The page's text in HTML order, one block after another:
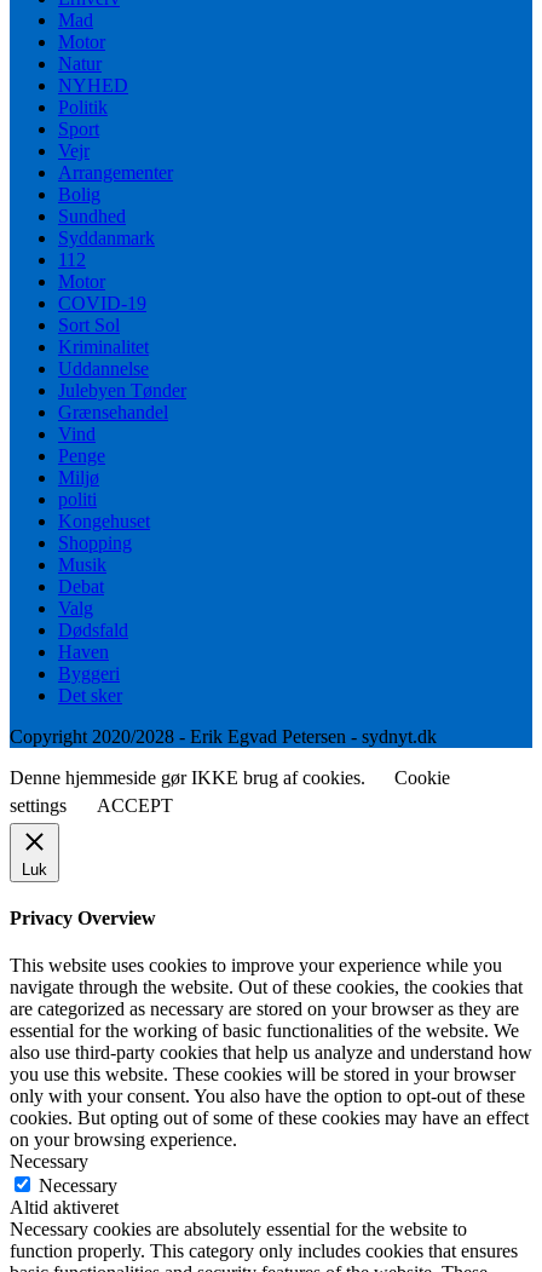
Mad
Motor
Natur
NYHED
Politik
Sport
Vejr
Arrangementer
Bolig
Sundhed
Syddanmark
112
Motor
COVID-19
Sort Sol
Kriminalitet
Uddannelse
Julebyen Tønder
Grænsehandel
Vind
Penge
Miljø
politi
Kongehuset
Shopping
Musik
Debat
Valg
Dødsfald
Haven
Byggeri
Det sker
Copyright 2020/2028 - Erik Egvad Petersen - sydnyt.dk
Denne hjemmeside gør IKKE brug af cookies.
Cookie
settings
ACCEPT
Luk
Privacy Overview
This website uses cookies to improve your experience while you
navigate through the website. Out of these cookies, the cookies that
are categorized as necessary are stored on your browser as they are
essential for the working of basic functionalities of the website. We
also use third-party cookies that help us analyze and understand how
you use this website. These cookies will be stored in your browser
only with your consent. You also have the option to opt-out of these
cookies. But opting out of some of these cookies may have an effect
on your browsing experience.
Necessary
Necessary
Altid aktiveret
Necessary cookies are absolutely essential for the website to
function properly. This category only includes cookies that ensures